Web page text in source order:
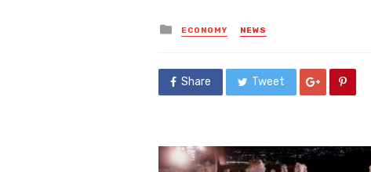
Posted
in
ECONOMY NEWS
Share Tweet